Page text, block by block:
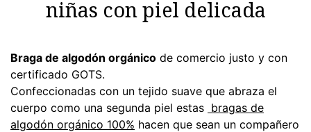
niñas con piel delicada
Braga de algodón orgánico de comercio justo y con
certificado GOTS.
Confeccionadas con un tejido suave que abraza el
cuerpo como una segunda piel estas bragas de
algodón orgánico 100% hacen que sean un compañero